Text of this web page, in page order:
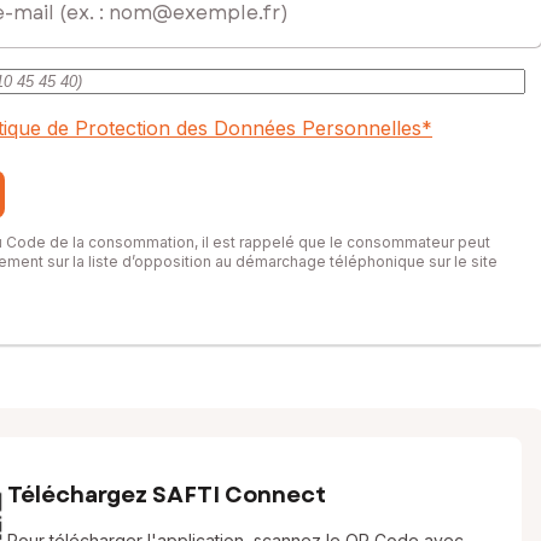
de Protection des Données Personnelles*
Code de la consommation, il est rappelé que le consommateur peut
sur la liste d’opposition au démarchage téléphonique sur le site
Téléchargez SAFTI Connect